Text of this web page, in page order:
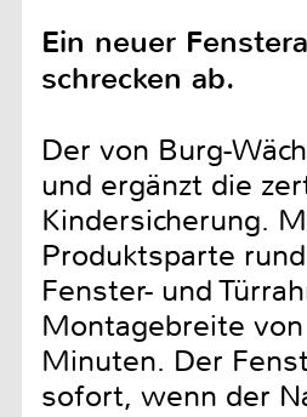
Ein neuer
schrecken ab.
Der von Burg-
und ergänzt die
Kindersicherung.
Produktsparte
Fenster- und
Montagebreite
Minuten. Der
sofort, wenn der